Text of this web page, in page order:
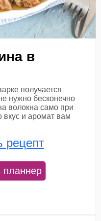
в
получается
нужно бесконечно
волокна само при
вкус и аромат вам
рецепт
планнер